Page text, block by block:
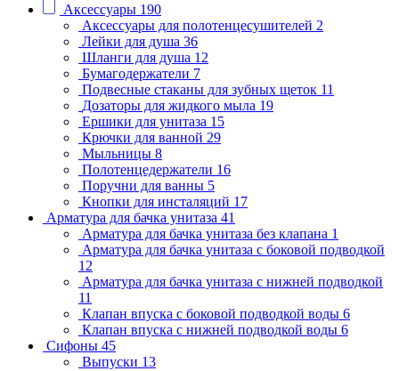
Аксессуары 190
Аксессуары для полотенцесушителей 2
Лейки для душа 36
Шланги для душа 12
Бумагодержатели 7
Подвесные стаканы для зубных щеток 11
Дозаторы для жидкого мыла 19
Ершики для унитаза 15
Крючки для ванной 29
Мыльницы 8
Полотенцедержатели 16
Поручни для ванны 5
Кнопки для инсталяций 17
Арматура для бачка унитаза 41
Арматура для бачка унитаза без клапана 1
Арматура для бачка унитаза с боковой подводкой
12
Арматура для бачка унитаза с нижней подводкой
11
Клапан впуска с боковой подводкой воды 6
Клапан впуска с нижней подводкой воды 6
Сифоны 45
Выпуски 13